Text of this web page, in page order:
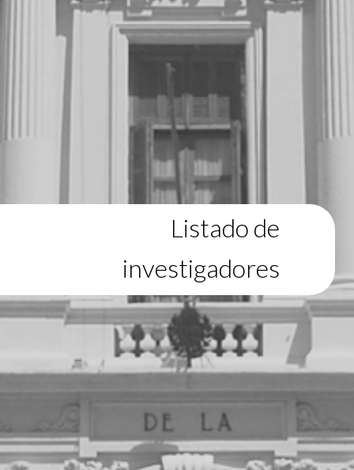
Listado de
investigadores